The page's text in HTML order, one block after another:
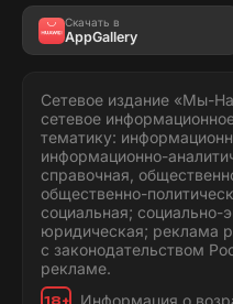
Скачать в
AppGallery
Сетевое издание «Мы-
сетевое
тематику:
информационно-
справочная,
общественно-
социальная; социально-
юридическая; реклама
с законодательством
рекламе.
18+ Информация о